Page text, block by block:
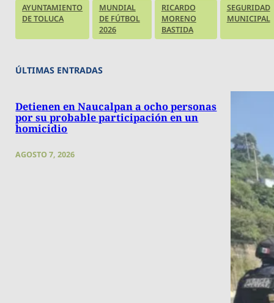
AYUNTAMIENTO
DE TOLUCA
MUNDIAL
DE FÚTBOL
2026
RICARDO
MORENO
BASTIDA
SEGURIDAD
MUNICIPAL
ÚLTIMAS ENTRADAS
Detienen en Naucalpan a ocho personas
por su probable participación en un
homicidio
AGOSTO 7, 2026